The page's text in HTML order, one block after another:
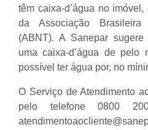
têm caixa-d’água no
da Associação
(ABNT). A Sanepar
uma caixa-d’água de pelo
possível ter água por, no
O Serviço de Atendimento
pelo telefone 0800